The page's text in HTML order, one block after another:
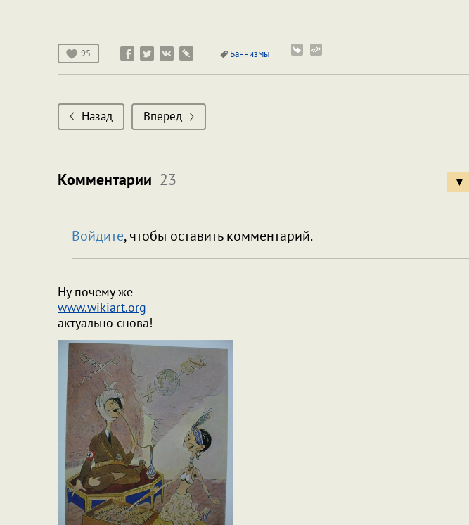
95 Баннизмы
Назад Вперед
Комментарии 23
Войдите, чтобы оставить комментарий.
Ну почему же
www.wikiart.org
актуально снова!